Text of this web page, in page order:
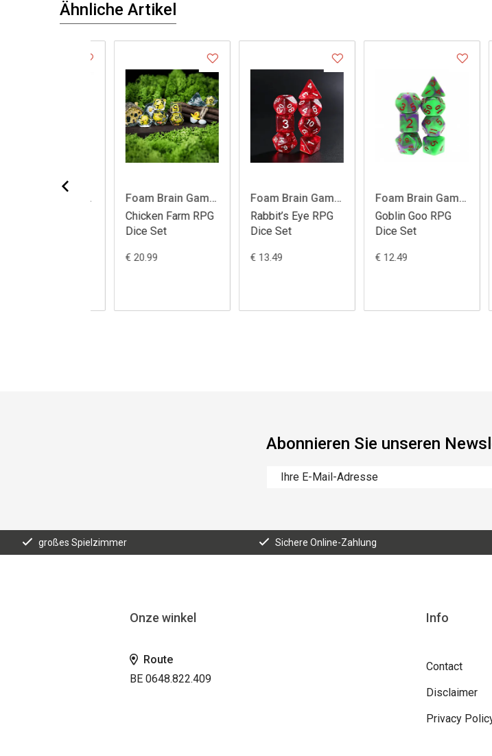
Ähnliche Artikel
Foam Brain Games
Rabbit’s Eye RPG
Dice Set
€ 13.49
Foam Brain Games
Goblin Goo RPG
Dice Set
€ 12.49
Foam Brain Games
Summer Limes
RPG Dice Set
€ 13.49 €
Abonnieren Sie unseren
großes Spielzimmer Sichere Online-Zahlung
Onze winkel
Route
BE 0648.822.409
Info
Contact
Disclaimer
Privacy